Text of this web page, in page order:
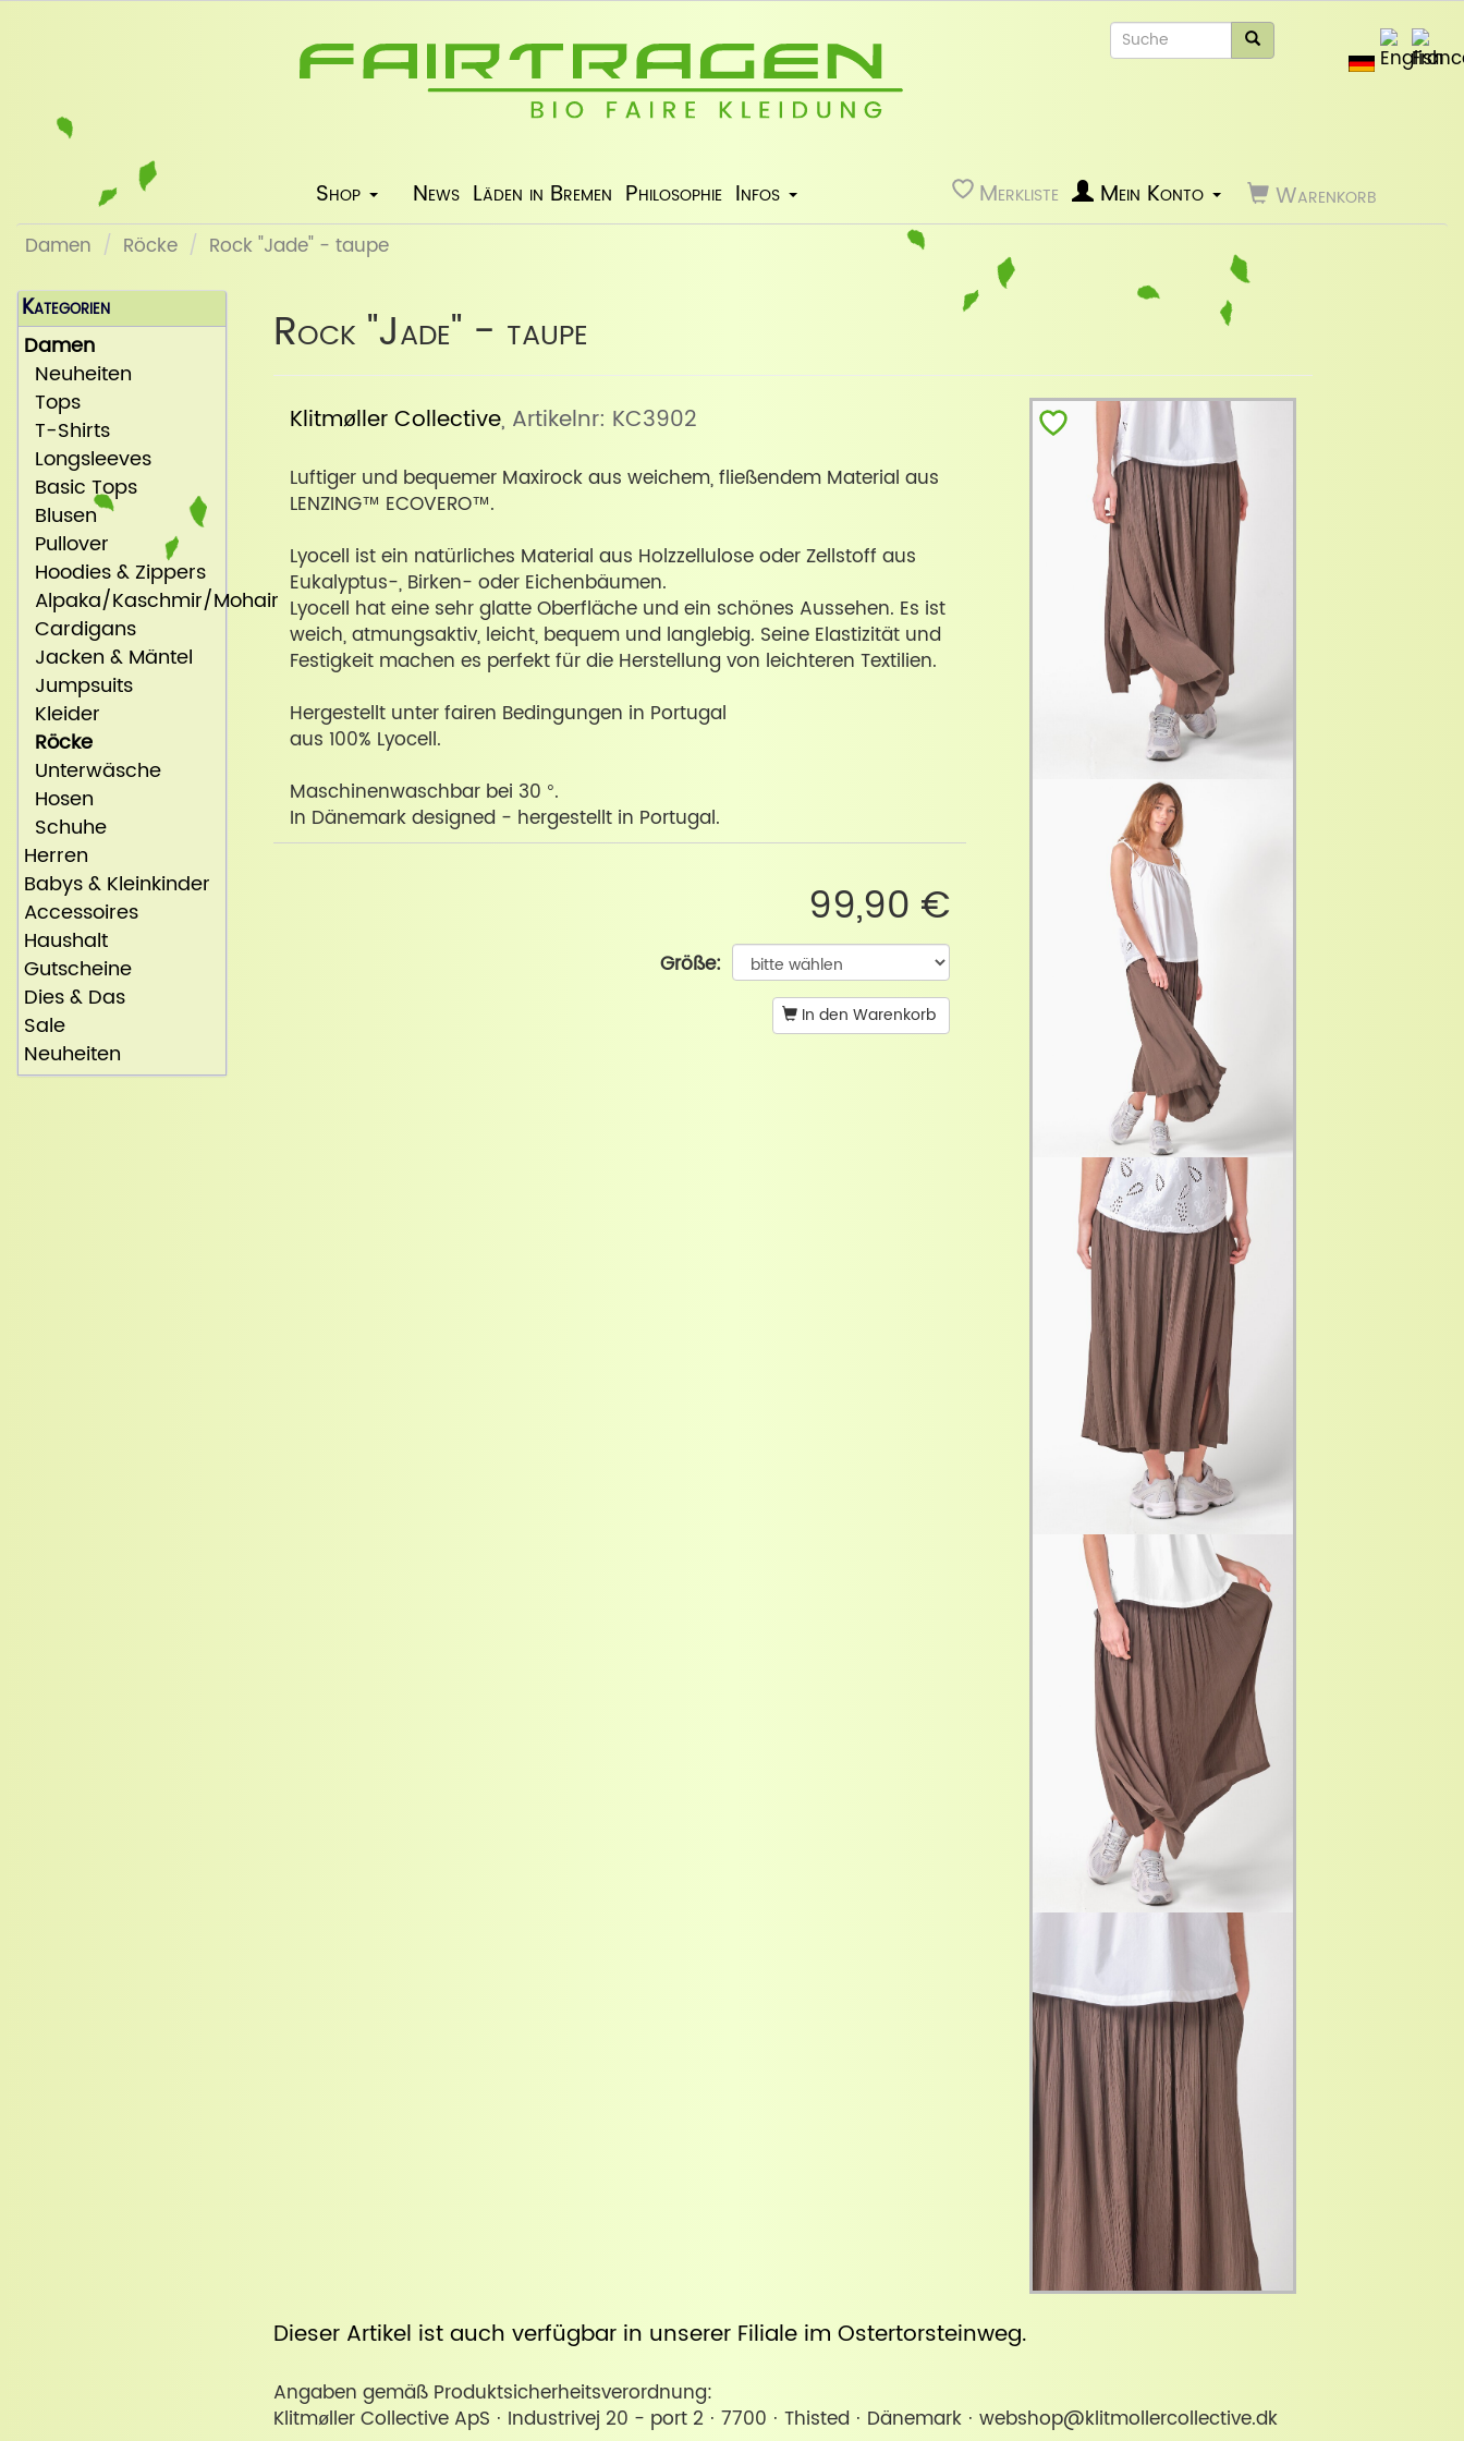
Shop News Läden in Bremen Philosophie Infos Merkliste Warenkorb
Mein Konto
Damen Röcke Rock "Jade" - taupe
Rock "Jade" - taupe
Klitmøller Collective, Artikelnr: KC3902
Luftiger und bequemer Maxirock aus weichem, fließendem Material aus
LENZING™ ECOVERO™.
Lyocell ist ein natürliches Material aus Holzzellulose oder Zellstoff aus
Eukalyptus-, Birken- oder Eichenbäumen.
Lyocell hat eine sehr glatte Oberfläche und ein schönes Aussehen. Es ist
weich, atmungsaktiv, leicht, bequem und langlebig. Seine Elastizität und
Festigkeit machen es perfekt für die Herstellung von leichteren Textilien.
Hergestellt unter fairen Bedingungen in Portugal
aus 100% Lyocell.
Maschinenwaschbar bei 30 °.
In Dänemark designed - hergestellt in Portugal.
99,90 €
Größe:
In den Warenkorb
Dieser Artikel ist auch verfügbar in unserer Filiale im Ostertorsteinweg.
Angaben gemäß Produktsicherheitsverordnung:
Klitmøller Collective ApS · Industrivej 20 - port 2 · 7700 · Thisted · Dänemark · webshop@klitmollercollective.dk
Kategorien
Damen
Neuheiten
Tops
T-Shirts
Longsleeves
Basic Tops
Blusen
Pullover
Hoodies & Zippers
Alpaka/Kaschmir/Mohair
Cardigans
Jacken & Mäntel
Jumpsuits
Kleider
Röcke
Unterwäsche
Hosen
Schuhe
Herren
Babys & Kleinkinder
Accessoires
Haushalt
Gutscheine
Dies & Das
Sale
Neuheiten